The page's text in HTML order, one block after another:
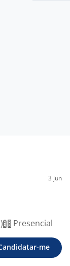
3 jun
Presencial
me